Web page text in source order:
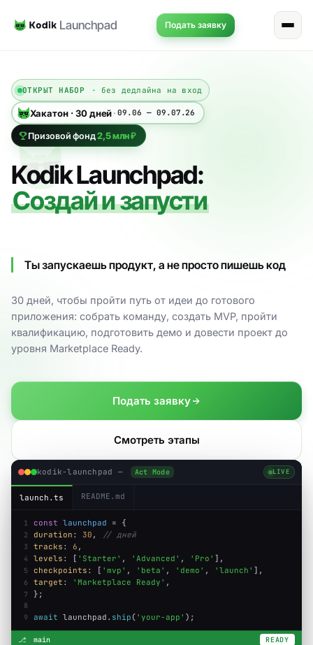
Launchpad Подать заявку
ОТКРЫТ НАБОР · без дедлайна на вход
Хакатон · 30 дней · 09.06 — 09.07.26
Призовой фонд2,5 млн ₽
Kodik Launchpad:
Создай и запусти
Ты запускаешь продукт, а не просто пишешь код
30 дней, чтобы пройти путь от идеи до готового
приложения: собрать команду, создать MVP, пройти
квалификацию, подготовить демо и довести проект до
уровня Marketplace Ready.
Подать заявку
Смотреть этапы
kodik-launchpad — Act Mode LIVE
launch.ts README.md
1 const launchpad = {
2 duration : 30 , // дней
3 tracks : 6 ,
4 levels : [ 'Starter' , 'Advanced' , 'Pro' ],
5 checkpoints : [ 'mvp' , 'beta' , 'demo' , 'launch' ],
6 target : 'Marketplace Ready' ,
7 };
8
9
await launchpad. ship ( 'your-app' );
main READY